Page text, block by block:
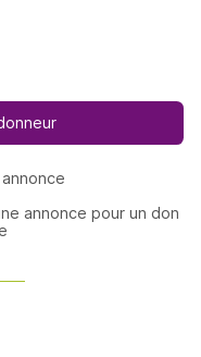
annonce pour un don